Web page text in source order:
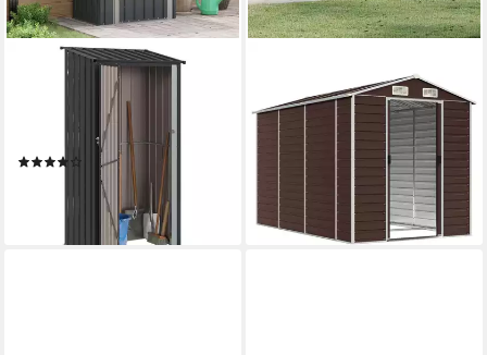
Gartenhaus Gartenhütten
Anthrazit 103 x 74 x 200 cm
(1)
mtl. in 12 Raten
lieferbar - in 4-5 Werktagen bei dir
Gartenhaus Gartenhaus Braun
191 x 300 x 198 cm
Verzinkter Stahl
ab 459,99 €
16,50 €
mtl. in 36 Raten
lieferbar - in 4-5 Werktagen bei dir